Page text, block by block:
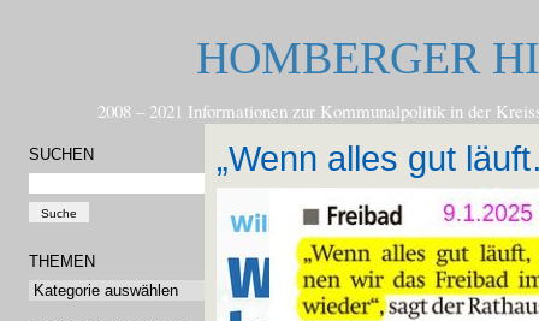
HOMBERGER
2008 – 2021 Informationen zur Kommunalpolitik in der
SUCHEN
THEMEN
Themen
„Wenn alles gut